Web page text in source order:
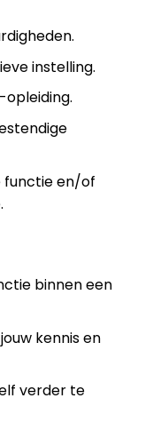
instelling.
functie en/of
binnen een
kennis en
verder te